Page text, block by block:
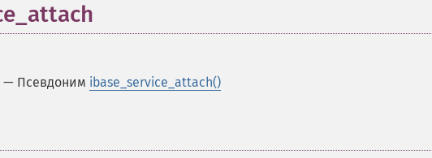
— Псевдоним ibase_service_attach()